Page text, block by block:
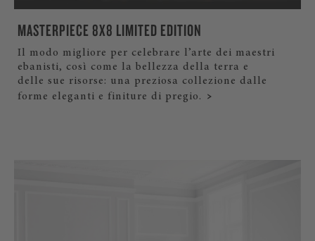
MASTERPIECE 8X8 LIMITED EDITION
Il modo migliore per celebrare l’arte dei maestri
ebanisti, così come la bellezza della terra e
delle sue risorse: una preziosa collezione dalle
forme eleganti e finiture di pregio.